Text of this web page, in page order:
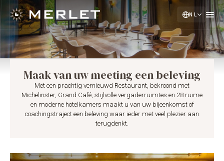
NL
EN
DE
Maak van uw meeting een beleving
Met een prachtig vernieuwd Restaurant, bekroond met
Michelinster, Grand Café, stijlvolle vergaderruimtes en 28 ruime
en moderne hotelkamers maakt u van uw bijeenkomst of
coachingstraject een beleving waar ieder met veel plezier aan
terugdenkt.